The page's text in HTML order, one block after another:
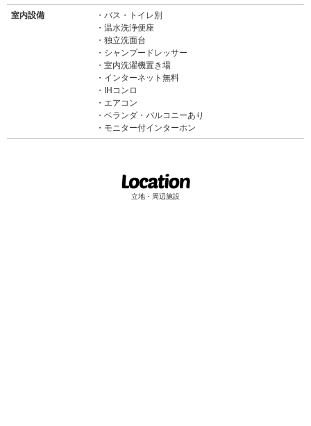
室内設備
バス・トイレ別
温水洗浄便座
独立洗面台
シャンプードレッサー
室内洗濯機置き場
インターネット無料
IHコンロ
エアコン
ベランダ・バルコニーあり
モニター付インターホン
立地・周辺施設